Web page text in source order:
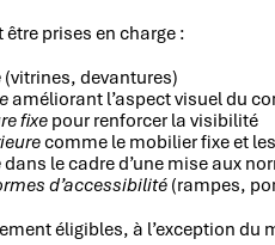
prises en charge :
(vitrines, devantures)
améliorant l’aspect visuel du
fixepour renforcer la visibilité
comme le mobilier fixe et
dans le cadre d’une mise aux
d’accessibilité (rampes,
éligibles, à l’exception